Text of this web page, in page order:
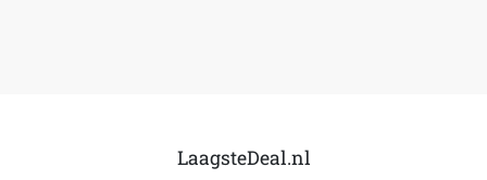
LaagsteDeal.nl